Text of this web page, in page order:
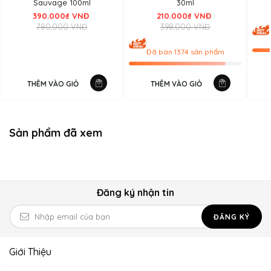
bật cùng những chú chim bồ câu trắng chiếm trọn “spotlight”
của chai nước hoa.
Sauvage 100ml
390.000₫ VNĐ
780,000 VNĐ
THÊM VÀO GIỎ
30ml
210.000₫ VNĐ
398,000 VNĐ
Đã bán 1374 sản phẩm
THÊM VÀO GIỎ
Sản phẩm đã xem
Đăng ký nhận tin
ĐĂNG KÝ
Giới Thiệu